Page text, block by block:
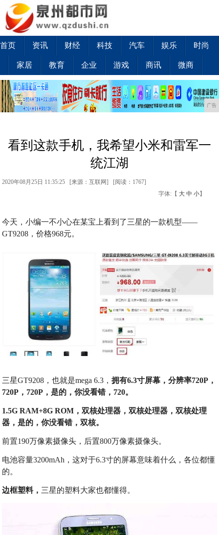
首页 资讯 财经 科技 汽车 娱乐 时尚
家居 教育 企业 游戏 商讯 微商
广告
看到这款手机，我希望小米和雷军一
统江湖
2020年08月25日 11:35:25 [来源：互联网] [阅读：1767]
字体:【 大 中 小】
今天，小编一不小心在某宝上看到了三星的一款机型——
GT9208，价格968元。
三星GT9208，也就是mega 6.3，拥有6.3寸屏幕，分辨率720P，
720P， 720P，是的，你没看错，720。
1.5G RAM+8G ROM，双核处理器，双核处理器，双核处理
器，是的，你没看错，双核。
前置190万像素摄像头，后置800万像素摄像头。
电池容量3200mAh，这对于6.3寸的屏幕意味着什么，各位都懂
的。
边框塑料， 三星的塑料大家也都懂得。